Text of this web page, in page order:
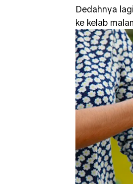
Dedahnya
ke kelab